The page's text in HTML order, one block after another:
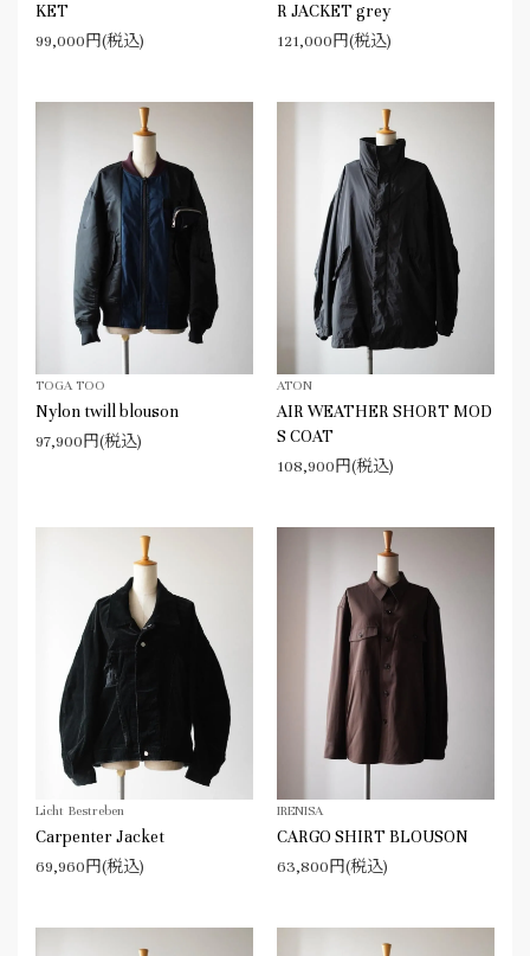
KET
99,000円(税込)
R JACKET grey
121,000円(税込)
TOGA TOO
Nylon twill blouson
97,900円(税込)
ATON
AIR WEATHER SHORT MOD
S COAT
108,900円(税込)
Licht Bestreben
Carpenter Jacket
69,960円(税込)
IRENISA
CARGO SHIRT BLOUSON
63,800円(税込)